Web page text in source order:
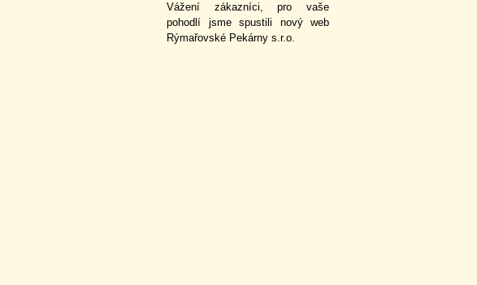
Vážení zákazníci, pro vaše
pohodlí jsme spustili nový web
Rýmařovské Pekárny s.r.o.